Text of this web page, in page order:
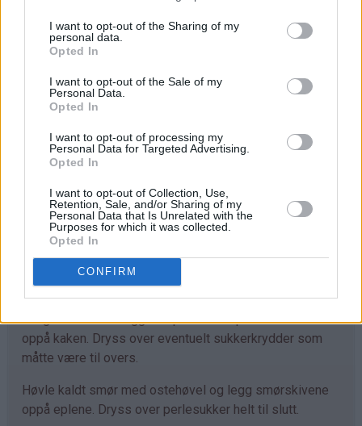
I want to opt-out of the Sharing of my
personal data.
Opted In
I want to opt-out of the Sale of my
Personal Data.
Opted In
I want to opt-out of processing my
Personal Data for Targeted Advertising.
Opted In
I want to opt-out of Collection, Use,
Retention, Sale, and/or Sharing of my
Personal Data that Is Unrelated with the
Purposes for which it was collected.
Opted In
CONFIRM
40 g kaldt smør
perlesukker
Fremgangsmåte
sitronskall og matfløte. Sikt mel og bakepulver og bland
i sammen med smeltet smør.
Ha deigen i en rund form (26 cm i diameter) med
bakepapir i bunnen.
Legg på vaniljekrem i klatter.
Skrell eplene og del opp i båter. Ha sukker og krydder i
en bolle og ha i epleskivene. Vend godt på dem så de
blir godt dekket. Legg så eplebitene i pent mønster
oppå kaken. Dryss over eventuelt sukkerkrydder som
måtte være til overs.
Høvle kaldt smør med ostehøvel og legg smørskivene
oppå eplene. Dryss over perlesukker helt til slutt.